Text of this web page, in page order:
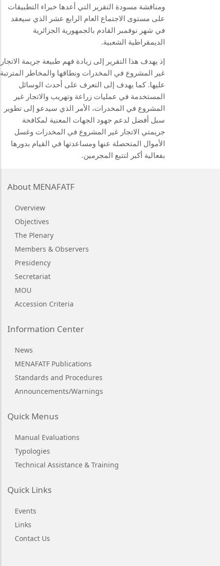
ومناقشة مسودة التقرير التي أعدها خبراء التطبيقات
على مستوى الاجتماع العام الرابع عشر الذي سيعقد
في شهر نوفمبر القادم بالجمهورية الجزائرية
الديمقراطية الشعبية.
إذ يهدف هذا التقرير إلى زيادة فهم طبيعة جريمة الاتجار
غير المشروع في المخدرات ونطاقها والمخاطر المترتبة
عليها. كما يهدف إلى التعرف على أحدث الوسائل
المستخدمة في عمليات زراعة وتهريب والاتجار غير
المشروع في المخدرات، الأمر الذي سيدعو إلى تطوير
سبل أفضل لدعم جهود الجهات المعنية لمكافحة
جريمتي الاتجار غير المشروع في المخدرات وغسل
الأموال المتحصلة عنها ومساعدتها في القيام بدورها
بفعالية أكبر لتتبع المجرمين.
About MENAFATF
Overview
Objectives
The Plenary
Members & Observers
Presidency
Secretariat
MOU
Accession Criteria
Information Center
News
MENAFATF Publications
Standards and Procedures
Announcements/Warnings
Quick Menus
Manual Evaluations
Typologies
Technical Assistance & Training
Quick Links
Events
Links
Contact Us